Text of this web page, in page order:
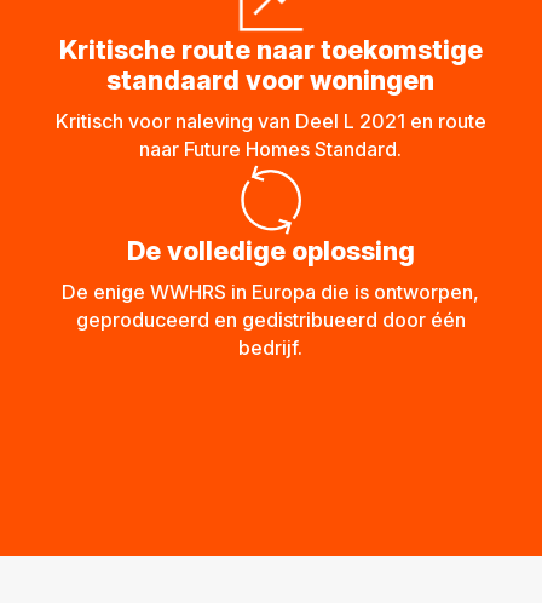
Kritische route naar toekomstige
standaard voor woningen
Kritisch voor naleving van Deel L 2021 en route
naar Future Homes Standard.
De volledige oplossing
De enige WWHRS in Europa die is ontworpen,
geproduceerd en gedistribueerd door één
bedrijf.